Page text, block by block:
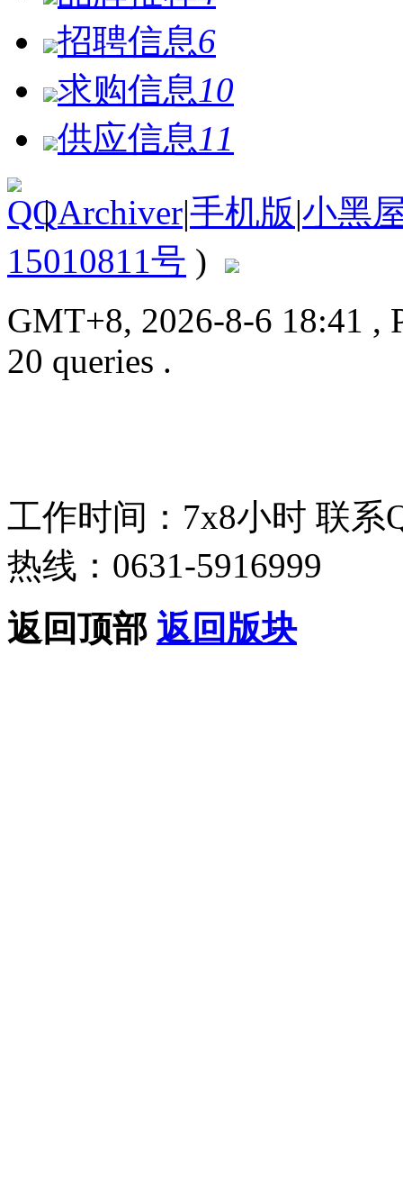
招聘信息6
求购信息 10
供应信息 11
| Archiver|手机版|小黑
15010811号 )
GMT+8, 2026-8-6 18:41 ,
20 queries .
工作时间：7x8小时 联系
热线：0631-5916999
返回顶部 返回版块